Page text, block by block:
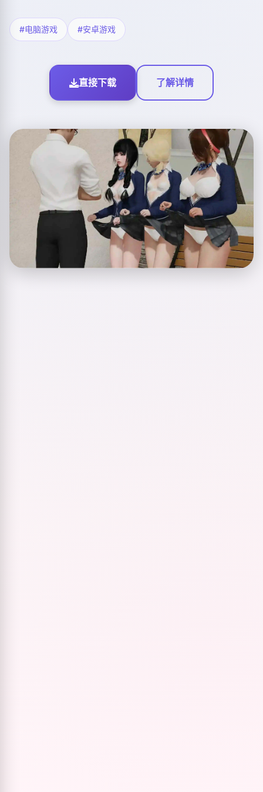
#电脑游戏 #安卓游戏
直接下载 了解详情